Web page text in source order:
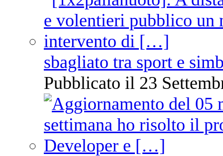
sbagliato tra sport e
Pubblicato il 23